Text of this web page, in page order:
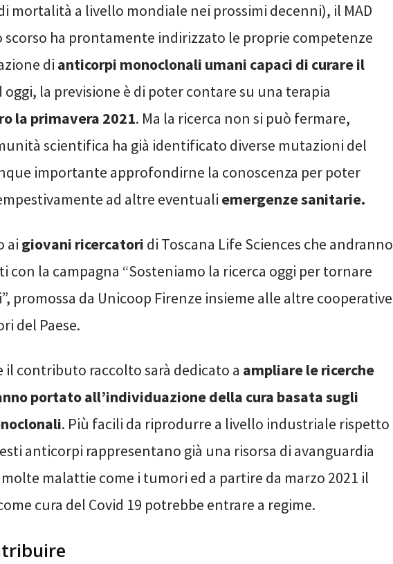
mortalità a livello mondiale nei prossimi decenni), il MAD
scorso ha prontamente indirizzato le proprie competenze
di anticorpi monoclonali umani capaci di curare il
oggi, la previsione è di poter contare su una terapia
la primavera 2021. Ma la ricerca non si può fermare,
scientifica ha già identificato diverse mutazioni del
importante approfondirne la conoscenza per poter
ad altre eventuali emergenze sanitarie.
ai giovani ricercatori di Toscana Life Sciences che andranno
con la campagna “Sosteniamo la ricerca oggi per tornare
promossa da Unicoop Firenze insieme alle altre cooperative
del Paese.
contributo raccolto sarà dedicato a ampliare le ricerche
portato all’individuazione della cura basata sugli
. Più facili da riprodurre a livello industriale rispetto
anticorpi rappresentano già una risorsa di avanguardia
malattie come i tumori ed a partire da marzo 2021 il
cura del Covid 19 potrebbe entrare a regime.